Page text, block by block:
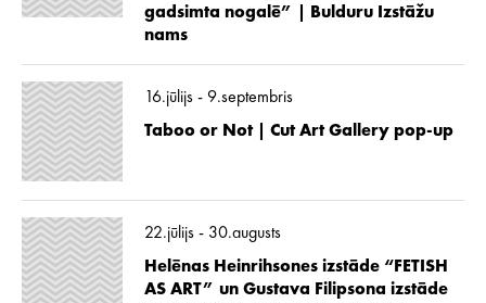
gadsimta nogalē” | Bulduru Izstāžu
nams
16.jūlijs - 9.septembris
Taboo or Not | Cut Art Gallery pop-up
22.jūlijs - 30.augusts
Helēnas Heinrihsones izstāde “FETISH
AS ART” un Gustava Filipsona izstāde